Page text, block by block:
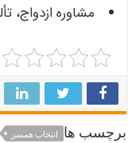
مشاوره ازدواج،
برچسب ها انتخاب همسر